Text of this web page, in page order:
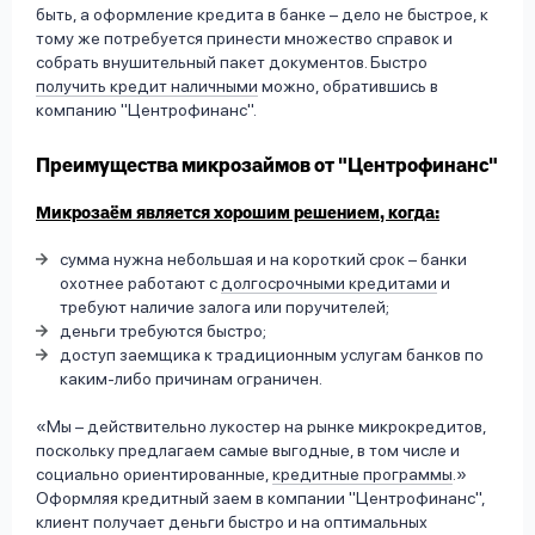
быть, а оформление кредита в банке – дело не быстрое, к
тому же потребуется принести множество справок и
собрать внушительный пакет документов. Быстро
получить кредит наличными можно, обратившись в
компанию "Центрофинанс".
Преимущества микрозаймов от "Центрофинанс"
Микрозаём является хорошим решением, когда:
сумма нужна небольшая и на короткий срок – банки
охотнее работают сдолгосрочными кредитами и
требуют наличие залога или поручителей;
деньги требуются быстро;
доступ заемщика к традиционным услугам банков по
каким-либо причинам ограничен.
Мы – действительно лукостер на рынке микрокредитов,
поскольку предлагаем самые выгодные, в том числе и
социально ориентированные,кредитные программы.
Оформляя кредитный заем в компании "Центрофинанс",
клиент получает деньги быстро и на оптимальных